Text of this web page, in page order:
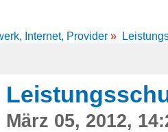
Internet, Provider »
März 05, 2012,